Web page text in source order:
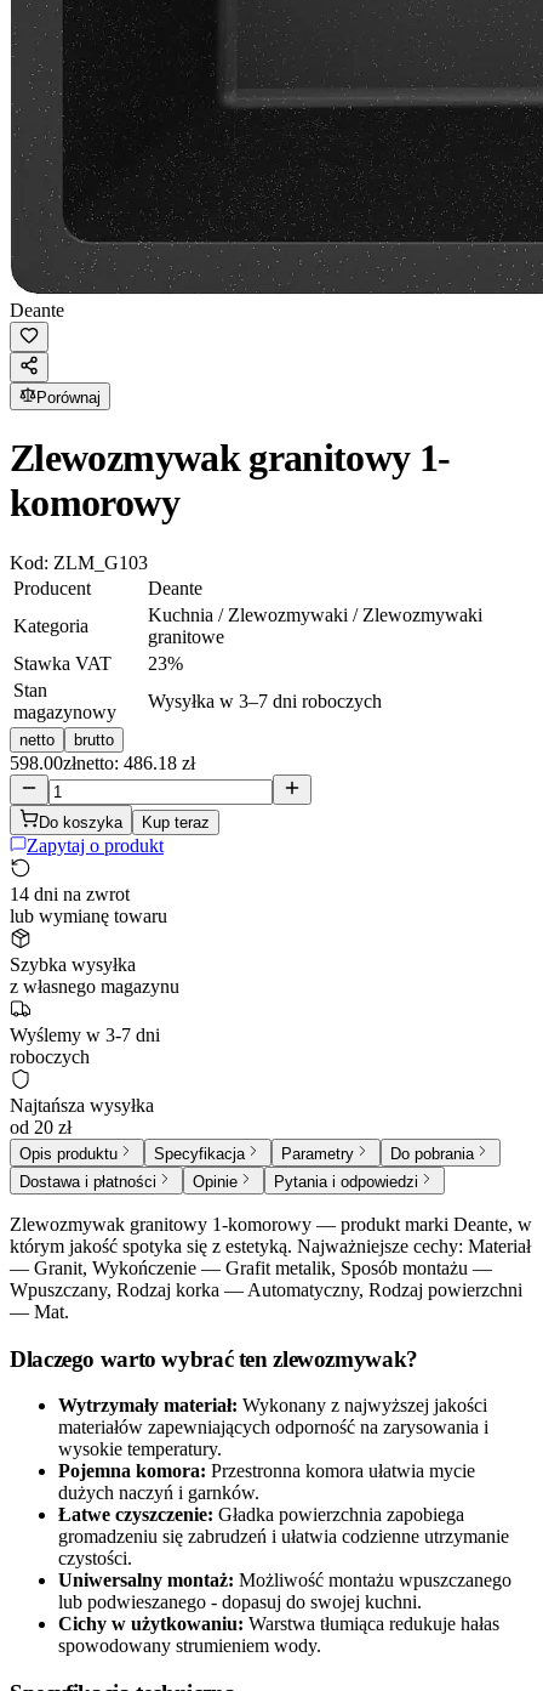
Deante
Porównaj
Zlewozmywak granitowy 1-
komorowy
Kod: ZLM_G103
Producent
Deante
Kategoria
Kuchnia / Zlewozmywaki / Zlewozmywaki
granitowe
Stawka VAT
23%
Stan
magazynowy
Wysyłka w 3–7 dni roboczych
netto brutto
598.00złnetto: 486.18 zł
Do koszyka Kup teraz
Zapytaj o produkt
14 dni na zwrot
lub wymianę towaru
Szybka wysyłka
z własnego magazynu
Wyślemy w 3-7 dni
roboczych
Najtańsza wysyłka
od 20 zł
Opis produktu Specyfikacja Parametry
Do pobrania
Dostawa i płatności
Opinie Pytania i odpowiedzi
Zlewozmywak granitowy 1-komorowy — produkt marki Deante, w
którym jakość spotyka się z estetyką. Najważniejsze cechy: Materiał
— Granit, Wykończenie — Grafit metalik, Sposób montażu —
Wpuszczany, Rodzaj korka — Automatyczny, Rodzaj powierzchni
— Mat.
Dlaczego warto wybrać ten zlewozmywak?
Wytrzymały materiał: Wykonany z najwyższej jakości
materiałów zapewniających odporność na zarysowania i
wysokie temperatury.
Pojemna komora: Przestronna komora ułatwia mycie
dużych naczyń i garnków.
Łatwe czyszczenie: Gładka powierzchnia zapobiega
gromadzeniu się zabrudzeń i ułatwia codzienne utrzymanie
czystości.
Uniwersalny montaż: Możliwość montażu wpuszczanego
lub podwieszanego - dopasuj do swojej kuchni.
Cichy w użytkowaniu: Warstwa tłumiąca redukuje hałas
spowodowany strumieniem wody.